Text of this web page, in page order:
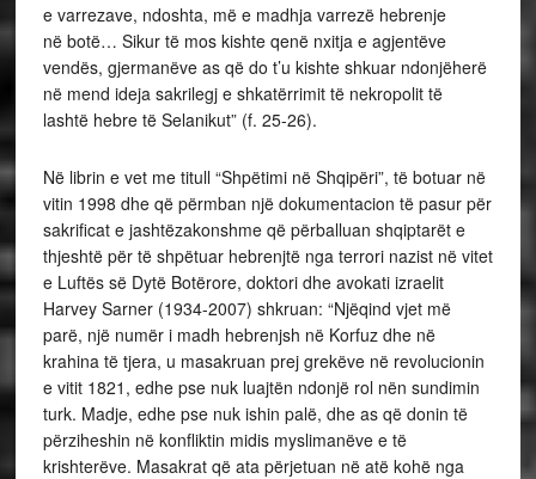
e varrezave, ndoshta, më e madhja varrezë hebrenje
në botë… Sikur të mos kishte qenë nxitja e agjentëve
vendës, gjermanëve as që do t’u kishte shkuar ndonjëherë
në mend ideja sakrilegj e shkatërrimit të nekropolit të
lashtë hebre të Selanikut” (f. 25-26).
Në librin e vet me titull “Shpëtimi në Shqipëri”, të botuar në
vitin 1998 dhe që përmban një dokumentacion të pasur për
sakrificat e jashtëzakonshme që përballuan shqiptarët e
thjeshtë për të shpëtuar hebrenjtë nga terrori nazist në vitet
e Luftës së Dytë Botërore, doktori dhe avokati izraelit
Harvey Sarner (1934-2007) shkruan: “Njëqind vjet më
parë, një numër i madh hebrenjsh në Korfuz dhe në
krahina të tjera, u masakruan prej grekëve në revolucionin
e vitit 1821, edhe pse nuk luajtën ndonjë rol nën sundimin
turk. Madje, edhe pse nuk ishin palë, dhe as që donin të
përziheshin në konfliktin midis myslimanëve e të
krishterëve. Masakrat që ata përjetuan në atë kohë nga